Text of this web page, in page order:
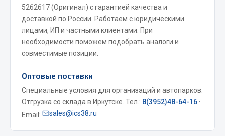
Инструмент
Автомобильный инструмент
Измерительный инструмент
Силовое оборудование
Слесарный инструмент
5262617 (Оригинал) с гарантией качества и
доставкой по России. Работаем с юридическими
лицами, ИП и частными клиентами. При
необходимости поможем подобрать аналоги и
совместимые позиции.
Оптовые поставки
Специальные условия для организаций и автопарков.
Отгрузка со склада в Иркутске. Тел.: 8(3952)48-64-16 ·
Email:
sales@ics38.ru